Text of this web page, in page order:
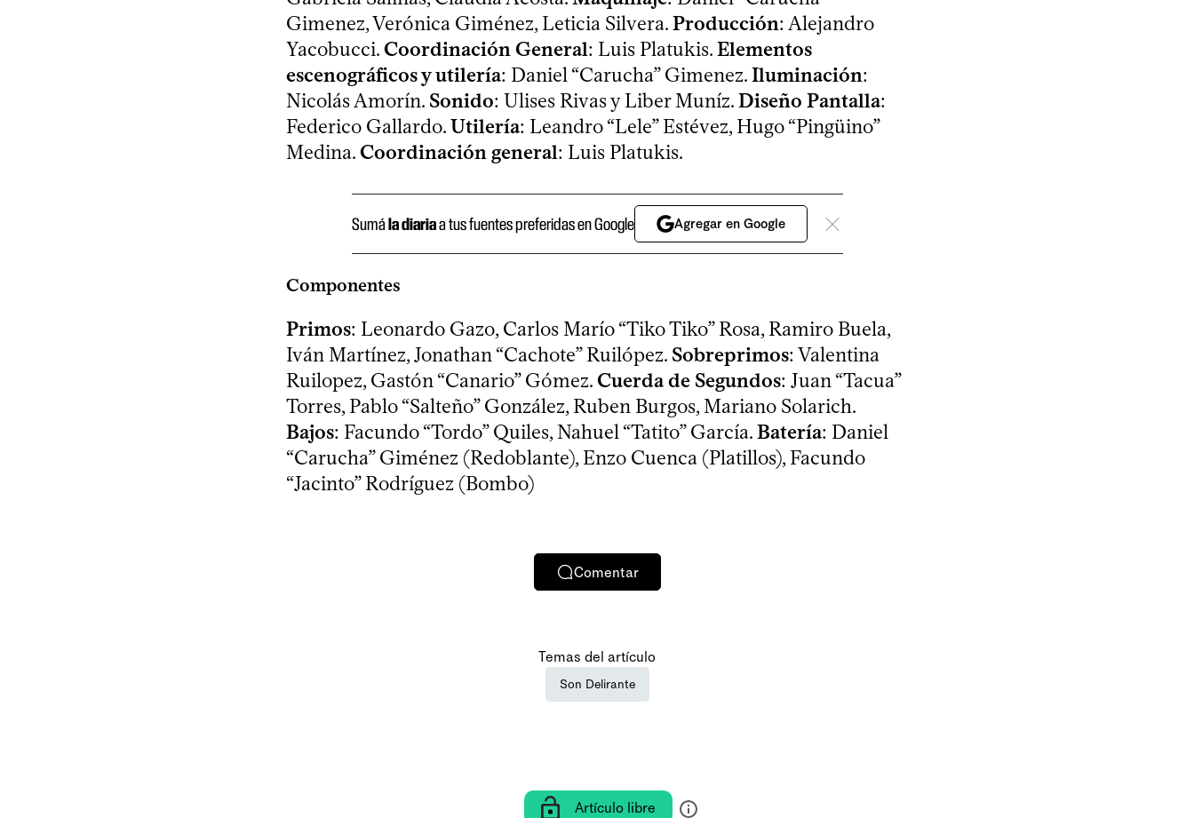
Gimenez, Verónica Giménez, Leticia Silvera.Producción: Alejandro
Yacobucci.Coordinación General: Luis Platukis.Elementos
escenográficos y utilería: Daniel “Carucha” Gimenez.Iluminación:
Nicolás Amorín. Sonido: Ulises Rivas y Liber Muníz.Diseño Pantalla:
Federico Gallardo.Utilería: Leandro “Lele” Estévez, Hugo “Pingüino”
Medina.Coordinación general: Luis Platukis.
Sumála diariaa tus fuentes preferidas en Google Agregar en Google
Componentes
Primos: Leonardo Gazo, Carlos Marío “Tiko Tiko” Rosa, Ramiro Buela,
Iván Martínez, Jonathan “Cachote” Ruilópez. Sobreprimos: Valentina
Ruilopez, Gastón “Canario” Gómez.Cuerda de Segundos: Juan “Tacua”
Torres, Pablo “Salteño” González, Ruben Burgos, Mariano Solarich.
Bajos: Facundo “Tordo” Quiles, Nahuel “Tatito” García.Batería: Daniel
“Carucha” Giménez (Redoblante), Enzo Cuenca (Platillos), Facundo
“Jacinto” Rodríguez (Bombo)
Comentar
Temas del artículo
Son Delirante
Artículo libre